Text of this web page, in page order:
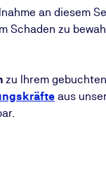
an diesem
Schaden zu
zu Ihrem
aus